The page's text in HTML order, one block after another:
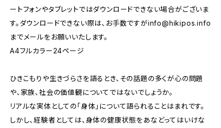
ートフォンやタブレットではダウンロードできない場合がございま
す。ダウンロードできない際は、お手数ですがinfo@hikipos.info
までメールをお願いいたします。
A4フルカラー24ページ
ひきこもりや生きづらさを語るとき、その話題の多くが心の問題
や、家族、社会の価値観についてではないでしょうか。
リアルな実体としての「身体」について語られることはまれです。
しかし、経験者としては、身体の健康状態をあなどってはいけな